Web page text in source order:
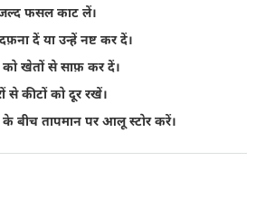
फसल काट लें।
दें या उन्हें नष्ट कर दें।
खेतों से साफ़ कर दें।
से कीटों को दूर रखें।
बीच तापमान पर आलू स्टोर करें।